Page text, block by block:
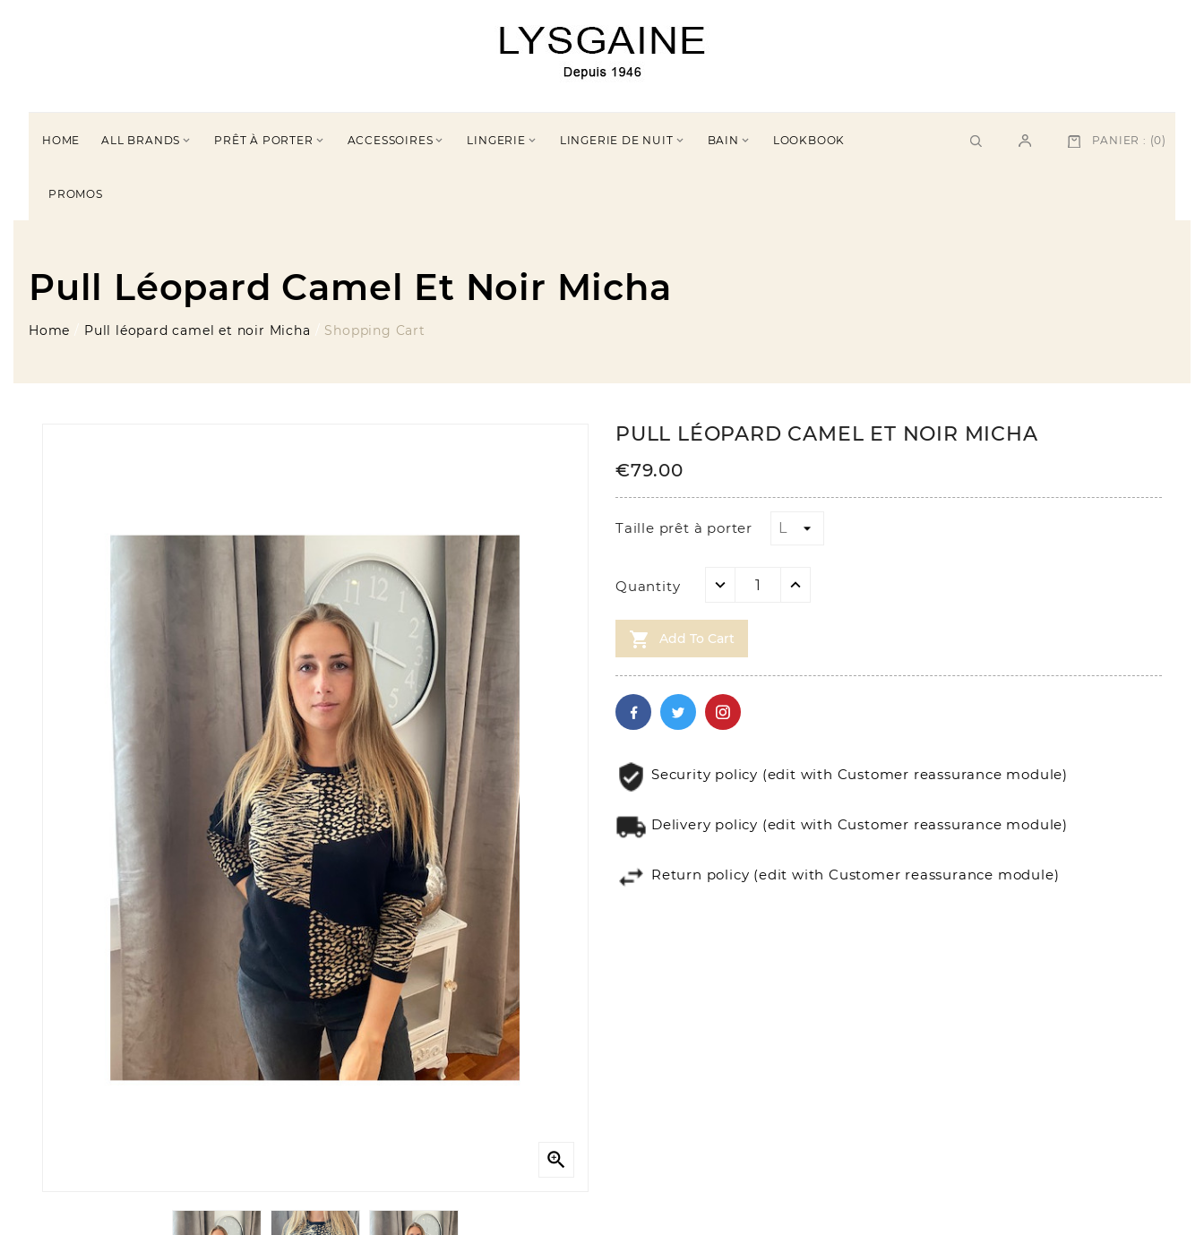
HOME ALL BRANDS  PRÊT À PORTER  ACCESSOIRES  LINGERIE  LINGERIE DE NUIT  BAIN  LOOKBOOK
PROMOS
PANIER : (0)
Pull Léopard Camel Et Noir Micha
Home Pull léopard camel et noir Micha Shopping Cart

PULL LÉOPARD CAMEL ET NOIR MICHA
€79.00
Taille prêt à porter
Quantity
 Add To Cart
Security policy (edit with Customer reassurance module)
Delivery policy (edit with Customer reassurance module)
Return policy (edit with Customer reassurance module)